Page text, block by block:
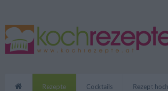
Rezepte Cocktails Rezept